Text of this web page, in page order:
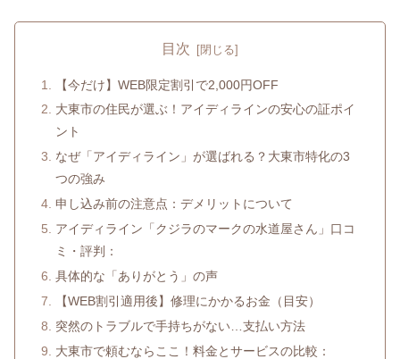
目次
【今だけ】WEB限定割引で2,000円OFF
大東市の住民が選ぶ！アイディラインの安心の証ポイ
ント
なぜ「アイディライン」が選ばれる？大東市特化の3
つの強み
申し込み前の注意点：デメリットについて
アイディライン「クジラのマークの水道屋さん」口コ
ミ・評判：
具体的な「ありがとう」の声
【WEB割引適用後】修理にかかるお金（目安）
突然のトラブルで手持ちがない…支払い方法
大東市で頼むならここ！料金とサービスの比較：